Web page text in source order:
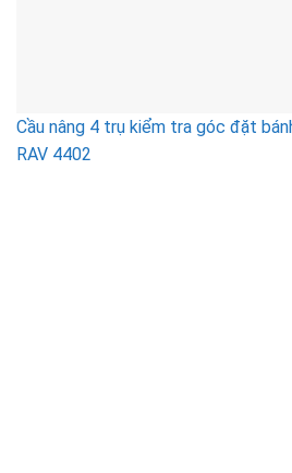
Cầu nâng 4 trụ kiểm tra góc đặt
RAV 4402